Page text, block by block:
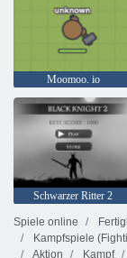
Moomoo. io
Schwarzer Ritter 2
Spiele online
Kampfspiele
Aktion
Kampf